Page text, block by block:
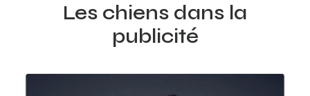
Les chiens dans la
publicité